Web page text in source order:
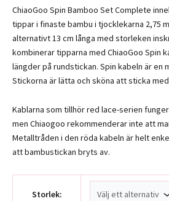
ChiaoGoo Spin Bamboo Set Complete
tippar i finaste bambu i tjocklekarna 2,75
alternativt 13 cm långa med storleken
kombinerar tipparna med ChiaoGoo Spin
längder på rundstickan. Spin kabeln är en
Stickorna är lätta och sköna att sticka
Kablarna som tillhör red lace-serien
men Chiaogoo rekommenderar inte att
Metalltråden i den röda kabeln är helt
att bambustickan bryts av.
Storlek: